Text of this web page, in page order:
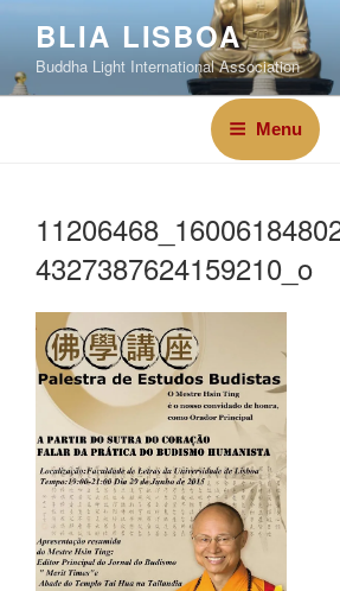
BLIA LISBOA
Buddha Light International Association
Menu
4327387624159210_o